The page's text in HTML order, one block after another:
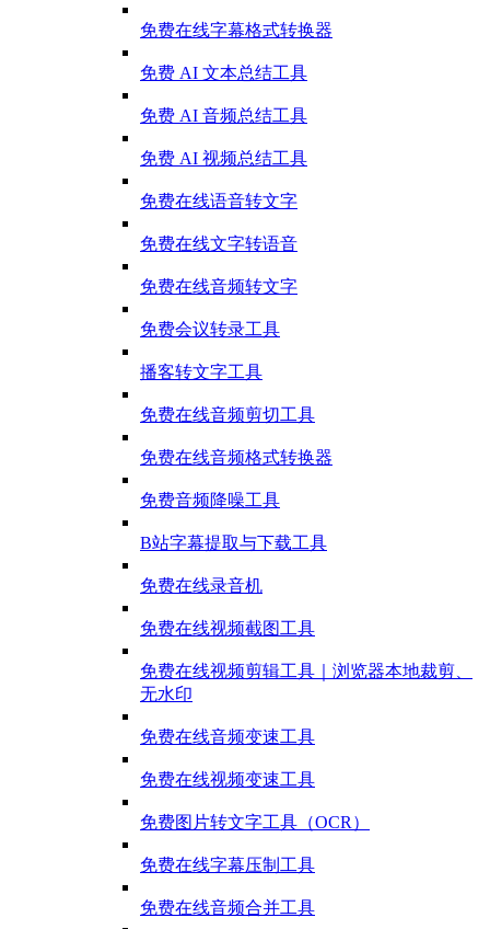
免费在线字幕格式转换器
免费 AI 文本总结工具
免费 AI 音频总结工具
免费 AI 视频总结工具
免费在线语音转文字
免费在线文字转语音
免费在线音频转文字
免费会议转录工具
播客转文字工具
免费在线音频剪切工具
免费在线音频格式转换器
免费音频降噪工具
B站字幕提取与下载工具
免费在线录音机
免费在线视频截图工具
免费在线视频剪辑工具｜浏览器本地裁剪、
无水印
免费在线音频变速工具
免费在线视频变速工具
免费图片转文字工具（OCR）
免费在线字幕压制工具
免费在线音频合并工具